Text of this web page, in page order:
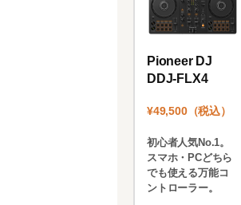
Pioneer DJ
DDJ-FLX4
¥49,500（税込）
初心者人気No.1。
スマホ・PCどちら
でも使える万能コ
ントローラー。